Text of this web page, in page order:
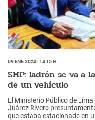
09 Ene 2024 | 14:15 h
SMP: ladrón se va a
de un vehículo
El Ministerio Público de
Juárez Rivero
que estaba estacionado en